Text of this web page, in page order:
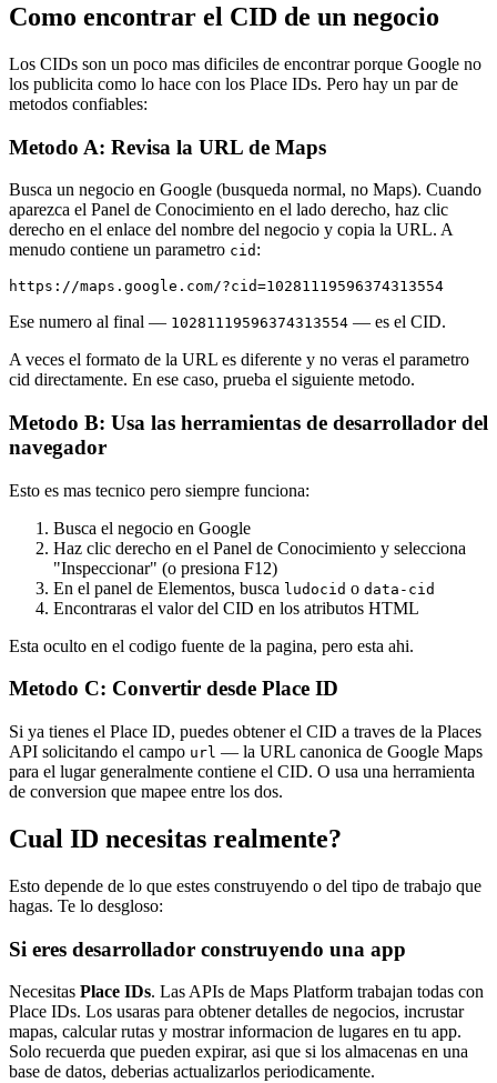
Como encontrar el CID de un negocio
Los CIDs son un poco mas dificiles de encontrar porque Google no
los publicita como lo hace con los Place IDs. Pero hay un par de
metodos confiables:
Metodo A: Revisa la URL de Maps
Busca un negocio en Google (busqueda normal, no Maps). Cuando
aparezca el Panel de Conocimiento en el lado derecho, haz clic
derecho en el enlace del nombre del negocio y copia la URL. A
menudo contiene un parametro cid :
https://maps.google.com/?cid=10281119596374313554
Ese numero al final — 10281119596374313554 — es el CID.
A veces el formato de la URL es diferente y no veras el parametro
cid directamente. En ese caso, prueba el siguiente metodo.
Metodo B: Usa las herramientas de desarrollador del
navegador
Esto es mas tecnico pero siempre funciona:
Busca el negocio en Google
Haz clic derecho en el Panel de Conocimiento y selecciona
"Inspeccionar" (o presiona F12)
En el panel de Elementos, busca ludocid o data-cid
Encontraras el valor del CID en los atributos HTML
Esta oculto en el codigo fuente de la pagina, pero esta ahi.
Metodo C: Convertir desde Place ID
Si ya tienes el Place ID, puedes obtener el CID a traves de la Places
API solicitando el campo url — la URL canonica de Google Maps
para el lugar generalmente contiene el CID. O usa una herramienta
de conversion que mapee entre los dos.
Cual ID necesitas realmente?
Esto depende de lo que estes construyendo o del tipo de trabajo que
hagas. Te lo desgloso:
Si eres desarrollador construyendo una app
Necesitas Place IDs. Las APIs de Maps Platform trabajan todas con
Place IDs. Los usaras para obtener detalles de negocios, incrustar
mapas, calcular rutas y mostrar informacion de lugares en tu app.
Solo recuerda que pueden expirar, asi que si los almacenas en una
base de datos, deberias actualizarlos periodicamente.